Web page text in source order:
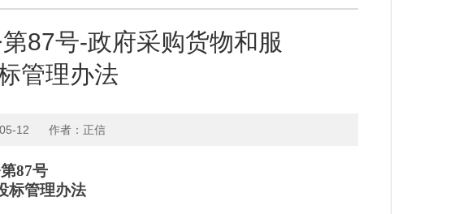
87号-政府采购货物和服
管理办法
12 作者：正信
87号
标管理办法